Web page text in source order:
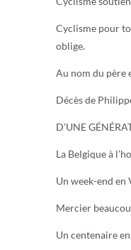
Cyclisme pour
oblige.
Au nom du père
Décès de
D’UNE
La Belgique à
Un week-end en
Mercier
Un centenaire